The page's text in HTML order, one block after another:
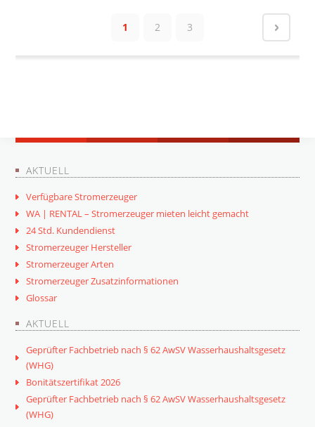
1 2 3
AKTUELL
Verfügbare Stromerzeuger
WA | RENTAL – Stromerzeuger mieten leicht gemacht
24 Std. Kundendienst
Stromerzeuger Hersteller
Stromerzeuger Arten
Stromerzeuger Zusatzinformationen
Glossar
AKTUELL
Geprüfter Fachbetrieb nach § 62 AwSV Wasserhaushaltsgesetz
(WHG)
Bonitätszertifikat 2026
Geprüfter Fachbetrieb nach § 62 AwSV Wasserhaushaltsgesetz
(WHG)